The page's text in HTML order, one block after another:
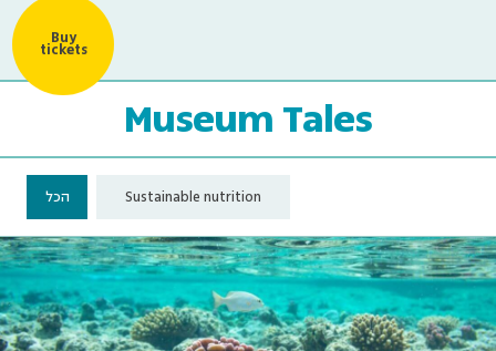
Buy
tickets
Museum Tales
הכל Sustainable nutrition